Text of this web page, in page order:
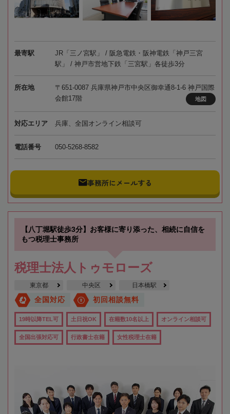
最寄駅
JR「三ノ宮駅」 / 阪急電鉄・阪神電鉄「神戸三宮
駅」 / 神戸市営地下鉄「三宮駅」各徒歩3分
所在地
〒651-0087 兵庫県神戸市中央区御幸通8-1-6 神戸国際
会館17階
地図
対応エリア 兵庫、全国オンライン相談可
電話番号 050-5268-8582
事務所にメールする
【八丁堀駅徒歩3分】お客様に寄り添った、相続に自信を
もつ税理士事務所
税理士法人トゥモローズ
東京都 中央区 日本橋駅
全国対応 初回相談無料
19時以降TEL可 土日祝OK 在籍数10名以上 オンライン相談可
全国出張対応可 行政書士在籍 女性税理士在籍